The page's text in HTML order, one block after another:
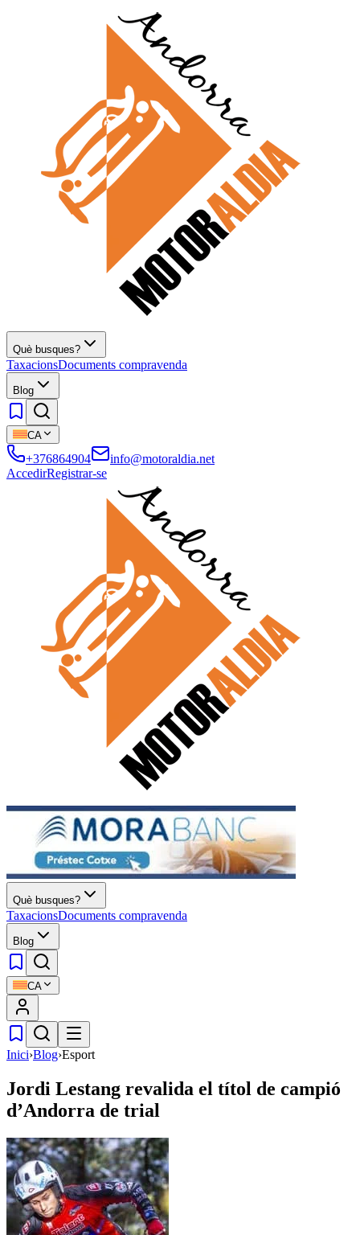
Què busques?
TaxacionsDocuments compravenda
Blog
CA
+376864904
info@motoraldia.net
AccedirRegistrar-se
Què busques?
TaxacionsDocuments compravenda
Blog
CA
Inici›Blog›Esport
Jordi Lestang revalida el títol de campió
d’Andorra de trial